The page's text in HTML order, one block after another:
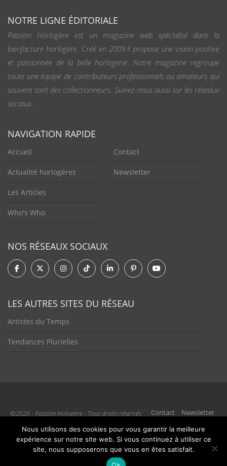
NOTRE LIGNE ÉDITORIALE
Passion Horlogère est un magazine web spécialisé dans la
bienfacture horlogère. Créé en 2009 il propose une vision positive
et passionnée de la belle horlogerie. Notre magazine regroupe
toute une équipe de contributeurs professionnels ou amateurs qui
souvent sont des collectionneurs. Suivez-nous aussi sur les réseaux
sociaux.
NAVIGATION RAPIDE
Accueil
Actualité horlogères
Les Articles
Who's Who
Contact
Newsletter
NOS RÉSEAUX SOCIAUX
LES AUTRES SITES DU RÉSEAU
Artistes du Temps
Tendances Plurielles
©2026 - Passion Hologère - Tous droits réservés Contact Newsletter
Nous utilisons des cookies pour vous garantir la meilleure
expérience sur notre site web. Si vous continuez à utiliser ce
site, nous supposerons que vous en êtes satisfait.